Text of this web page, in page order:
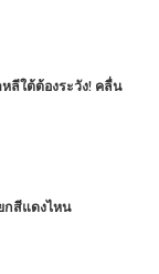
ลีใต้ต้องระวัง! คลื่น
กสีแดงไหน